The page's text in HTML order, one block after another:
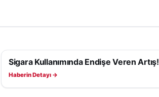
SAĞLIK
Sigara Kullanımında Endişe Veren Artış!
Haberin Detayı →